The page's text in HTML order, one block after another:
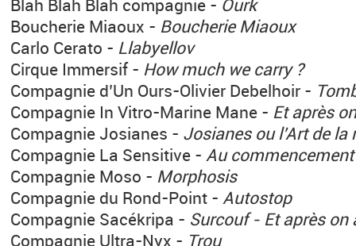
Boucherie Miaoux - Boucherie Miaoux
Carlo Cerato - Llabyellov
Cirque Immersif - How much we carry ?
Compagnie d’Un Ours-Olivier Debelhoir -
Compagnie In Vitro-Marine Mane - Et après
Compagnie Josianes - Josianes ou l’Art de la
Compagnie La Sensitive - Au
Compagnie Moso - Morphosis
Compagnie du Rond-Point - Autostop
Compagnie Sacékripa - Surcouf - Et après on
Compagnie Ultra-Nyx - Trou